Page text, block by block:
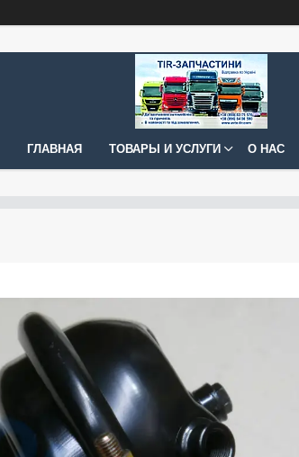
ГЛАВНАЯ ТОВАРЫ И УСЛУГИ О НАС